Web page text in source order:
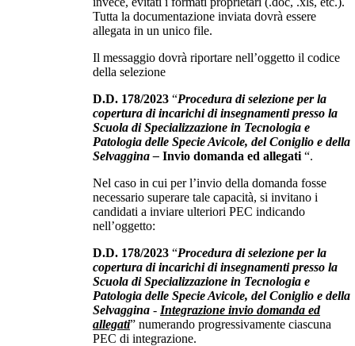
Tutta la documentazione inviata dovrà essere
allegata in un unico file.
Il messaggio dovrà riportare nell’oggetto il codice
della selezione
D.D. 178/2023 “Procedura di selezione per la
copertura di incarichi di insegnamenti presso la
Scuola di Specializzazione in Tecnologia e
Patologia delle Specie Avicole, del Coniglio e della
Selvaggina – Invio domanda ed allegati “.
Nel caso in cui per l’invio della domanda fosse
necessario superare tale capacità, si invitano i
candidati a inviare ulteriori PEC indicando
nell’oggetto:
D.D. 178/2023 “Procedura di selezione per la
copertura di incarichi di insegnamenti presso la
Scuola di Specializzazione in Tecnologia e
Patologia delle Specie Avicole, del Coniglio e della
Selvaggina - Integrazione invio domanda ed
allegati” numerando progressivamente ciascuna
PEC di integrazione.